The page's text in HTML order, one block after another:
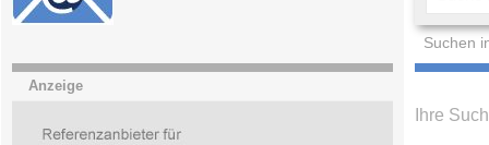
Suchen
Anzeige
Ihre